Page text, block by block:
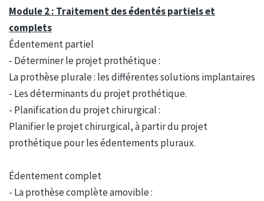
Module 2 : Traitement des édentés partiels et
complets
Édentement partiel
- Déterminer le projet prothétique :
La prothèse plurale : les différentes solutions implantaires
- Les déterminants du projet prothétique.
- Planification du projet chirurgical :
Planifier le projet chirurgical, à partir du projet
prothétique pour les édentements pluraux.
Édentement complet
- La prothèse complète amovible :